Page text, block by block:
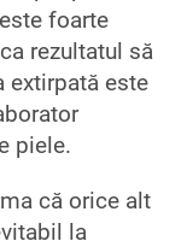
foarte
rezultatul să
extirpată este
piele.
că orice alt
la